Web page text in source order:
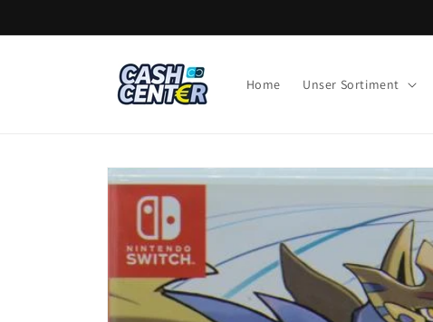
Inhalt
Home Unser Sortiment
Zu
Produktinformationen
springen